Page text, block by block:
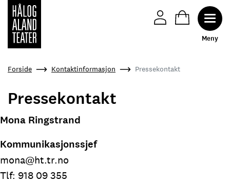
Meny
Forside Kontaktinformasjon Pressekontakt
Pressekontakt
Mona Ringstrand
Kommunikasjonssjef
mona@ht.tr.no
Tlf: 918 09 355